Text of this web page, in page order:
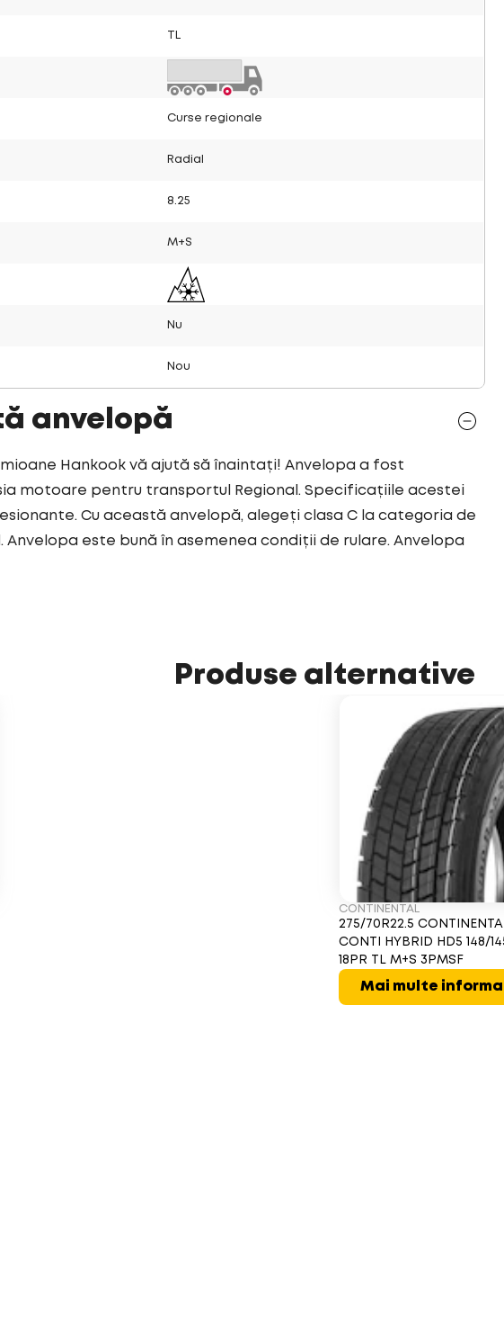
Curse regionale
Radial
8.25
M+S
Nu
Nou
anvelopă
Hankook vă ajută să înaintați! Anvelopa a fost
motoare pentru transportul Regional. Specificațiile acestei
Cu această anvelopă, alegeți clasa C la categoria de
este bună în asemenea condiții de rulare. Anvelopa
Produse alternative
CONTINENTAL
275/70R22.5
CONTI HYBRID HD5 148/
18PR TL M+S 3PMSF
Mai multe